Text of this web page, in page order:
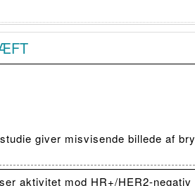
giver misvisende billede af
aktivitet mod HR+/HER2-negativ